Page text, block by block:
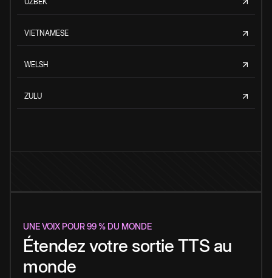
VIETNAMESE
WELSH
ZULU
UNE VOIX POUR 99 % DU MONDE
Étendez votre sortie TTS au
monde